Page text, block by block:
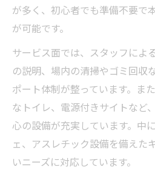
が多く、初心者でも準備不要で
が可能です。
サービス面では、スタッフによ
の説明、場内の清掃やゴミ回収
ポート体制が整っています。ま
なトイレ、電源付きサイトなど
心の設備が充実しています。中
ェ、アスレチック設備を備えた
いニーズに対応しています。